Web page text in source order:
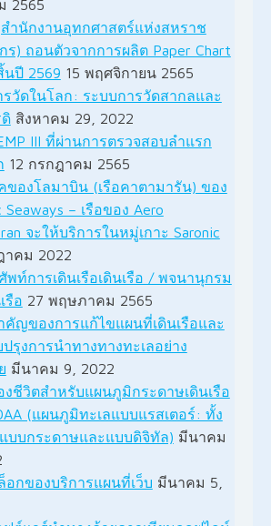
2565
สำนักงานอุทกศาสตร์แห่งสหราช
ร) ถอนตัวจากการผลิต Paper Chart
นปี 2569 15 พฤศจิกายน 2565
รวัดในโลก: ระบบการวัดสากลและ
สิงหาคม 29, 2022
III ที่ผ่านการตรวจสอบลำแรก
12 กรกฎาคม 2565
ของโลมาบิน (เรือคาตามารัน) ของ
Seaways – เรือของ Aero
จะให้บริการในหมู่เกาะ Saronic
าคม 2022
พท์การเดินเรือเดินเรือ / พจนานุกรม
รือ 27 พฤษภาคม 2565
คัญของการแก้ไขแผนที่เดินเรือและ
รุงการนำทางทางทะเลอย่าง
มีนาคม 9, 2022
งชีวิตสำหรับแผนภูมิกระดาษเดินเรือ
(แผนภูมิทะเลแบบแรสเตอร์: ทั้ง
บบกระดาษและแบบดิจิทัล) มีนาคม
อกของบริการแผนที่เว็บ มีนาคม 5,